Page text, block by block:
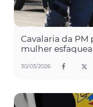
Cavalaria da
mulher
30/03/2026